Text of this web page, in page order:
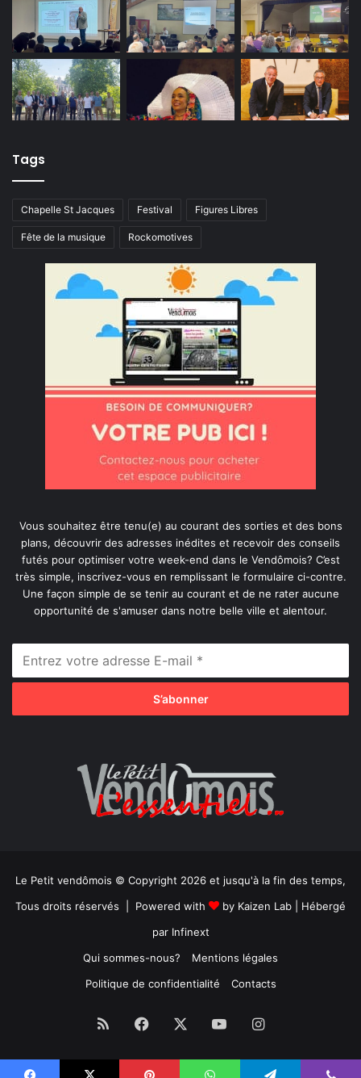
Tags
Chapelle St Jacques Festival Figures Libres
Fête de la musique Rockomotives
Vous souhaitez être tenu(e) au courant des sorties et des bons
plans, découvrir des adresses inédites et recevoir des conseils
futés pour optimiser votre week-end dans le Vendômois? C’est
très simple, inscrivez-vous en remplissant le formulaire ci-contre.
Une façon simple de se tenir au courant et de ne rater aucune
opportunité de s'amuser dans notre belle ville et alentour.
Le Petit vendômois © Copyright 2026 et jusqu'à la fin des temps,
Tous droits réservés | Powered with
by Kaizen Lab | Hébergé
par Infinext
Qui sommes-nous?
Mentions légales
Politique de confidentialité
Contacts
RSS Facebook YouTubeInstagram